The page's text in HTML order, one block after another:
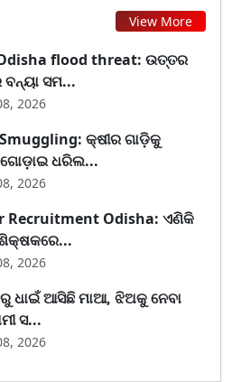
View More
flood threat: ଉତ୍ତର
ବନ୍ୟା ସମ...
2026
କ୍ଷୀର ଗାଡ଼ିକୁ
ଧରିଲ...
2026
Recruitment Odisha: ଏଣିକି
2026
ଧାଇଁ ଆସିଛି ମାଆ, ଝିଅକୁ ନେବା
ସ...
2026